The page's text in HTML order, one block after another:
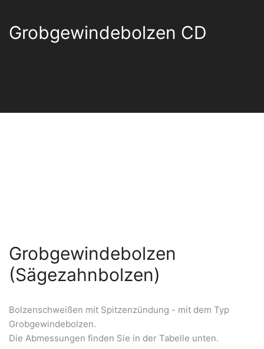
Grobgewindebolzen CD
Grobgewindebolzen
(Sägezahnbolzen)
Bolzenschweißen mit Spitzenzündung - mit dem Typ
Grobgewindebolzen.
Die Abmessungen finden Sie in der Tabelle unten.